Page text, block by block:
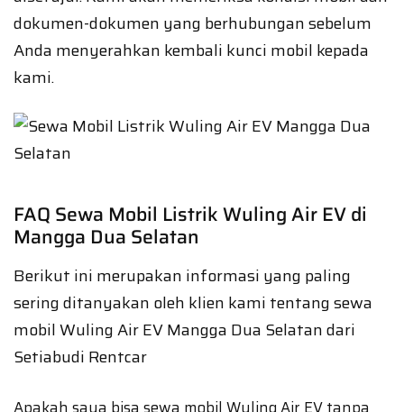
dokumen-dokumen yang berhubungan sebelum
Anda menyerahkan kembali kunci mobil kepada
kami.
FAQ Sewa Mobil Listrik Wuling Air EV di
Mangga Dua Selatan
Berikut ini merupakan informasi yang paling
sering ditanyakan oleh klien kami tentang sewa
mobil Wuling Air EV Mangga Dua Selatan dari
Setiabudi Rentcar